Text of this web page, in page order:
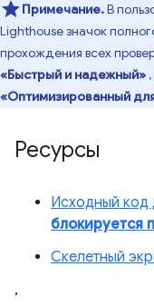
Примечание.В
Lighthouse значок
прохождения всех
«Быстрый и надежный» ,
«Оптимизированный
Ресурсы
Исходный код
блокируется
Скелетный
,